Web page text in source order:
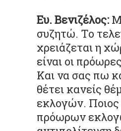
Ευ. Βενιζέλος:
συζητώ. Το
χρειάζεται η
είναι οι
Και να σας πω
θέτει κανείς
εκλογών. Ποιος
πρόωρων